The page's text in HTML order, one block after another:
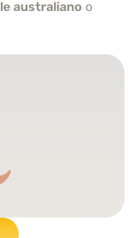
australiano o